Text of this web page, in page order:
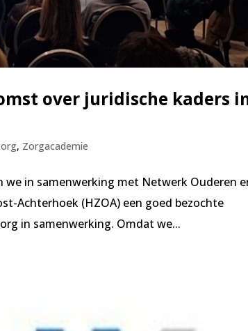
over juridische kaders
, Zorgacademie
we in samenwerking met Netwerk Ouderen
Achterhoek (HZOA) een goed bezochte
in samenwerking. Omdat we...